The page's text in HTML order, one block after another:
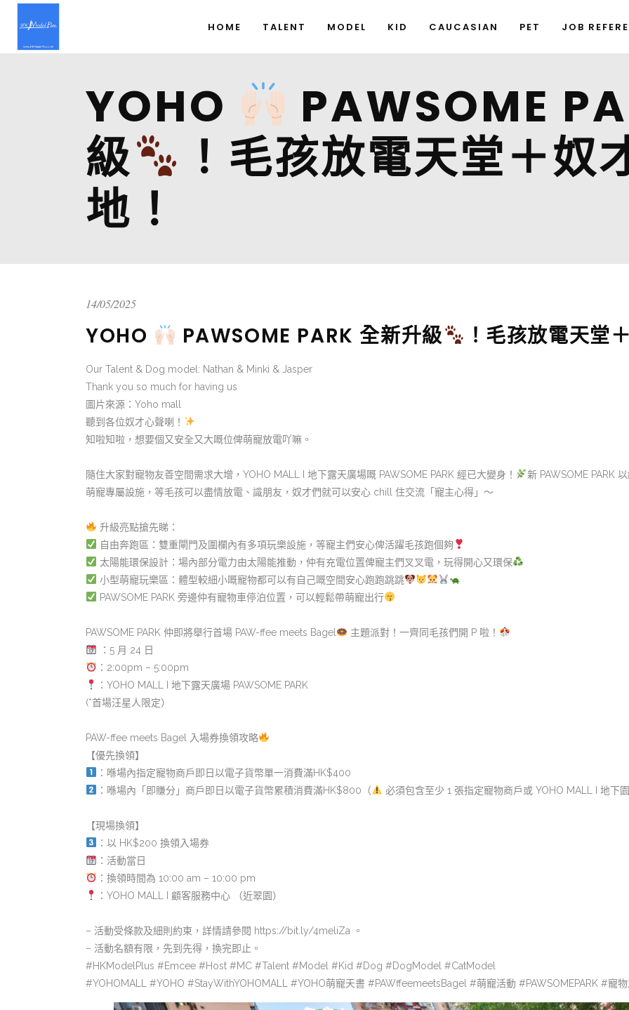
HOME TALENT MODEL KID CAUCASIAN PET JOB
YOHO
PAWSOME
級
！毛孩放電天堂＋奴
地！
14/05/2025
YOHO PAWSOME PARK 全新升級 ！毛孩放電天堂
Our Talent & Dog model: Nathan & Minki & Jasper
Thank you so much for having us
圖片來源：Yoho mall
聽到各位奴才心聲喇！
知啦知啦，想要個又安全又大嘅位俾萌寵放電吖嘛。
隨住大家對寵物友善空間需求大增，YOHO MALL I 地下露天廣場嘅 PAWSOME PARK 經已大變身！ 新 PAWSOME PARK
萌寵專屬設施，等毛孩可以盡情放電、識朋友，奴才們就可以安心 chill 住交流「寵主心得」～
升級亮點搶先睇：
自由奔跑區：雙重閘門及圍欄內有多項玩樂設施，等寵主們安心俾活躍毛孩跑個夠
太陽能環保設計：場內部分電力由太陽能推動，仲有充電位置俾寵主們叉叉電，玩得開心又環保
小型萌寵玩樂區：體型較細小嘅寵物都可以有自己嘅空間安心跑跑跳跳
PAWSOME PARK 旁邊仲有寵物車停泊位置，可以輕鬆帶萌寵出行
PAWSOME PARK 仲即將舉行首場 PAW-ffee meets Bagel
主題派對！一齊同毛孩們開 P 啦！
：5 月 24 日
：2:00pm – 5:00pm
：YOHO MALL I 地下露天廣場 PAWSOME PARK
(*首場汪星人限定）
PAW-ffee meets Bagel 入場券換領攻略
【優先換領】
：喺場內指定寵物商戶即日以電子貨幣單一消費滿HK$400
：喺場內「即賺分」商戶即日以電子貨幣累積消費滿HK$800（
必須包含至少 1 張指定寵物商戶或 YOHO MALL I 地下
【現場換領】
：以 HK$200 換領入場券
：活動當日
：換領時間為 10:00 am – 10:00 pm
：YOHO MALL I 顧客服務中心 （近翠園）
– 活動受條款及細則約束，詳情請參閱 https://bit.ly/4meliZa 。
– 活動名額有限，先到先得，換完即止。
#HKModelPlus #Emcee #Host #MC #Talent #Model #Kid #Dog #DogModel #CatModel
#YOHOMALL #YOHO #StayWithYOHOMALL #YOHO萌寵天書 #PAWffeemeetsBagel #萌寵活動 #PAWSOMEPARK #寵